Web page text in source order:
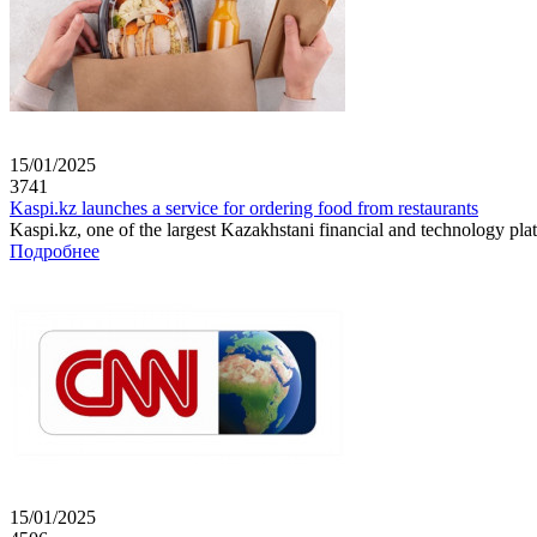
15/01/2025
3741
Kaspi.kz launches a service for ordering food from restaurants
Kaspi.kz, one of the largest Kazakhstani financial and technology
Подробнее
15/01/2025